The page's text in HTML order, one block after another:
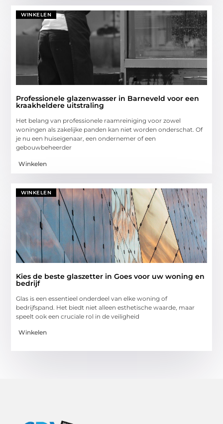
WINKELEN
Professionele glazenwasser in Barneveld voor een
kraakheldere uitstraling
Het belang van professionele raamreiniging voor zowel
woningen als zakelijke panden kan niet worden onderschat. Of
je nu een huiseigenaar, een ondernemer of een
gebouwbeheerder
Winkelen
WINKELEN
Kies de beste glaszetter in Goes voor uw woning en
bedrijf
Glas is een essentieel onderdeel van elke woning of
bedrijfspand. Het biedt niet alleen esthetische waarde, maar
speelt ook een cruciale rol in de veiligheid
Winkelen